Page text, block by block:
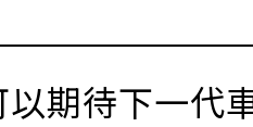
期待下一代